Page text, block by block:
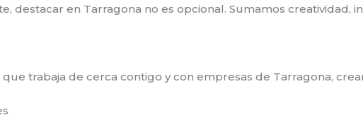
destacar en Tarragona no es opcional. Sumamos creatividad,
trabaja de cerca contigo y con empresas de Tarragona,